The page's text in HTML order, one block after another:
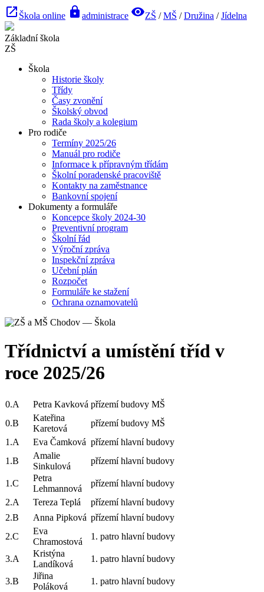
launch Škola online lock administrace visibilityZŠ /MŠ /Družina /Jídelna
Základní škola
ZŠ
Škola
Historie školy
Třídy
Časy zvonění
Školský obvod
Rada školy a kolegium
Pro rodiče
Termíny 2025/26
Manuál pro rodiče
Informace k přípravným třídám
Školní poradenské pracoviště
Kontakty na zaměstnance
Bankovní spojení
Dokumenty a formuláře
Koncepce školy 2024-30
Preventivní program
Školní řád
Výroční zpráva
Inspekční zpráva
Učební plán
Rozpočet
Formuláře ke stažení
Ochrana oznamovatelů
Třídnictví a umístění tříd v
roce 2025/26
0.A Petra Kavková přízemí budovy MŠ
0.B
Kateřina
Karetová
přízemí budovy MŠ
1.A
Eva Čamková přízemí hlavní budovy
1.B
Amalie
Sinkulová
přízemí hlavní budovy
1.C
Petra
Lehmannová
přízemí hlavní budovy
2.A
Tereza Teplá
přízemí hlavní budovy
2.B
Anna Pipková přízemí hlavní budovy
2.C
Eva
Chramostová
1. patro hlavní budovy
3.A
Kristýna
Landíková
1. patro hlavní budovy
3.B
Jiřina
Poláková
1. patro hlavní budovy